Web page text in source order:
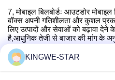
7, मोबाइल बिलबोर्डः आउटडोर
बॉक्स अपनी गतिशीलता और कुशल
लिए उत्पादों और सेवाओं को बढ़ावा
है,आधुनिक तेजी से बाजार की मांग के
KINGWE-STAR